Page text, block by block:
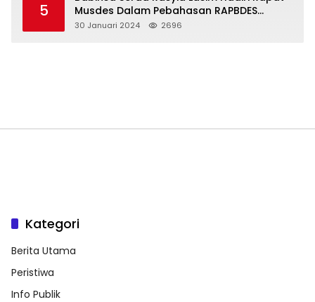
5
Musdes Dalam Pebahasan RAPBDES
Bereliku 2024
30 Januari 2024 2696
Kategori
Berita Utama
Peristiwa
Info Publik